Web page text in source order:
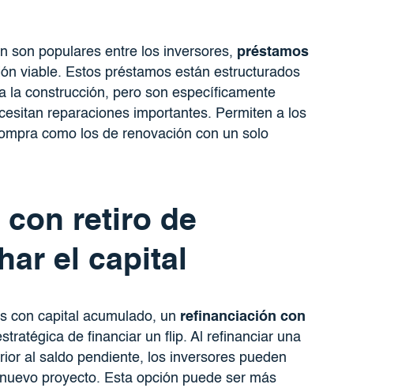
son populares entre los inversores, préstamos
viable. Estos préstamos están estructurados
la construcción, pero son específicamente
reparaciones importantes. Permiten a los
como los de renovación con un solo
con retiro de
el capital
con capital acumulado, un refinanciación con
de financiar un flip. Al refinanciar una
al saldo pendiente, los inversores pueden
proyecto. Esta opción puede ser más